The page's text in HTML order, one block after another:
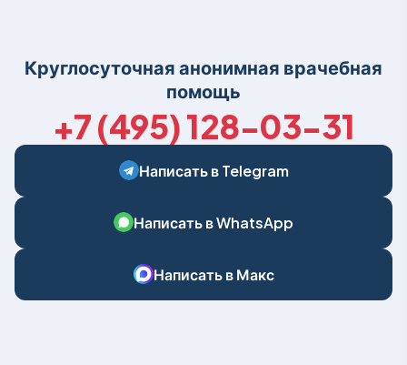
Круглосуточная анонимная врачебная
помощь
+7 (495) 128-03-31
Написать в Telegram
Написать в WhatsApp
Написать в Макс